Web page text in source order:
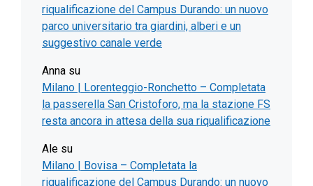
riqualificazione del Campus Durando: un nuovo
parco universitario tra giardini, alberi e un
suggestivo canale verde
Anna su
Milano | Lorenteggio-Ronchetto – Completata
la passerella San Cristoforo, ma la stazione FS
resta ancora in attesa della sua riqualificazione
Ale su
Milano | Bovisa – Completata la
riqualificazione del Campus Durando: un nuovo